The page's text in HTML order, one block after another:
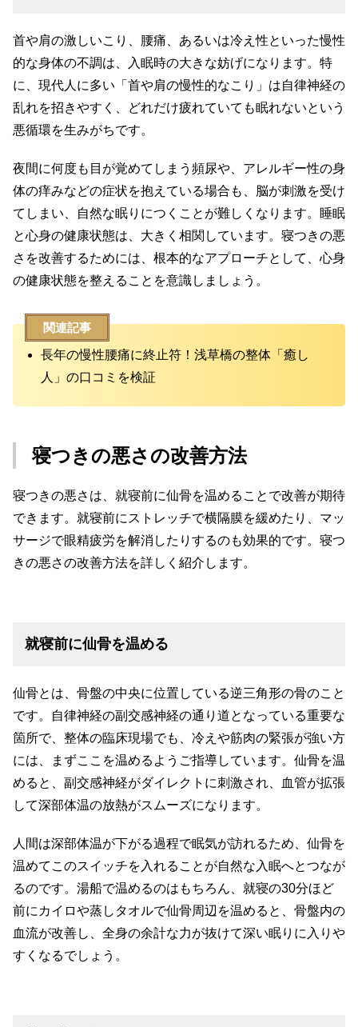
首や肩の激しいこり、腰痛、あるいは冷え性といった慢性
的な身体の不調は、入眠時の大きな妨げになります。特
に、現代人に多い「首や肩の慢性的なこり」は自律神経の
乱れを招きやすく、どれだけ疲れていても眠れないという
悪循環を生みがちです。
夜間に何度も目が覚めてしまう頻尿や、アレルギー性の身
体の痒みなどの症状を抱えている場合も、脳が刺激を受け
てしまい、自然な眠りにつくことが難しくなります。睡眠
と心身の健康状態は、大きく相関しています。寝つきの悪
さを改善するためには、根本的なアプローチとして、心身
の健康状態を整えることを意識しましょう。
関連記事
長年の慢性腰痛に終止符！浅草橋の整体「癒し
人」の口コミを検証
寝つきの悪さの改善方法
寝つきの悪さは、就寝前に仙骨を温めることで改善が期待
できます。就寝前にストレッチで横隔膜を緩めたり、マッ
サージで眼精疲労を解消したりするのも効果的です。寝つ
きの悪さの改善方法を詳しく紹介します。
就寝前に仙骨を温める
仙骨とは、骨盤の中央に位置している逆三角形の骨のこと
です。自律神経の副交感神経の通り道となっている重要な
箇所で、整体の臨床現場でも、冷えや筋肉の緊張が強い方
には、まずここを温めるようご指導しています。仙骨を温
めると、副交感神経がダイレクトに刺激され、血管が拡張
して深部体温の放熱がスムーズになります。
人間は深部体温が下がる過程で眠気が訪れるため、仙骨を
温めてこのスイッチを入れることが自然な入眠へとつなが
るのです。湯船で温めるのはもちろん、就寝の30分ほど
前にカイロや蒸しタオルで仙骨周辺を温めると、骨盤内の
血流が改善し、全身の余計な力が抜けて深い眠りに入りや
すくなるでしょう。